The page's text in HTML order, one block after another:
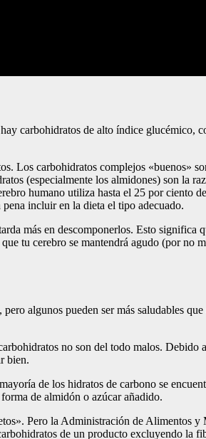
carbohidratos de alto índice glucémico,
Los carbohidratos complejos «buenos»
(especialmente los almidones) son la
humano utiliza hasta el 25 por ciento
incluir en la dieta el tipo adecuado.
más en descomponerlos. Esto significa
tu cerebro se mantendrá agudo (por no
algunos pueden ser más saludables
no son del todo malos. Debido
bien.
de los hidratos de carbono se
de almidón o azúcar añadido.
Pero la Administración de Alimentos
de un producto excluyendo la